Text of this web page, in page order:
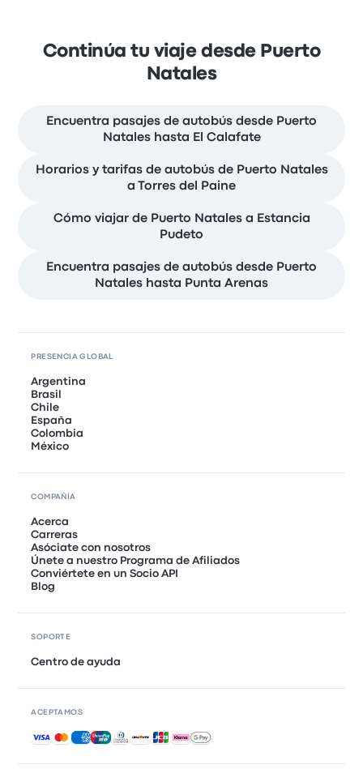
Continúa tu viaje desde Puerto
Natales
Encuentra pasajes de autobús desde Puerto
Natales hasta El Calafate
Horarios y tarifas de autobús de Puerto Natales
a Torres del Paine
Cómo viajar de Puerto Natales a Estancia
Pudeto
Encuentra pasajes de autobús desde Puerto
Natales hasta Punta Arenas
PRESENCIA GLOBAL
Argentina
Brasil
Chile
España
Colombia
México
COMPAÑÍA
Acerca
Carreras
Asóciate con nosotros
Únete a nuestro Programa de Afiliados
Conviértete en un Socio API
Blog
SOPORTE
Centro de ayuda
ACEPTAMOS
Pagos aceptados